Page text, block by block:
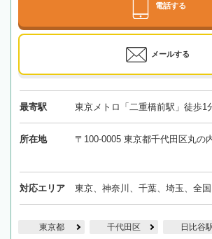
電話する
メールする
最寄駅 東京メトロ「二重橋前駅」徒歩1
所在地 〒100-0005 東京都千代田区丸の
対応エリア 東京、神奈川、千葉、埼玉、全
東京都 千代田区 日比谷